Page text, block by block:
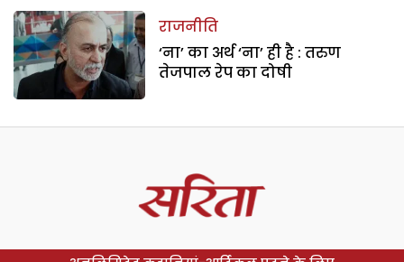
राजनीति
‘ना’ का अर्थ ‘ना’ ही है : तरुण
तेजपाल रेप का दोषी